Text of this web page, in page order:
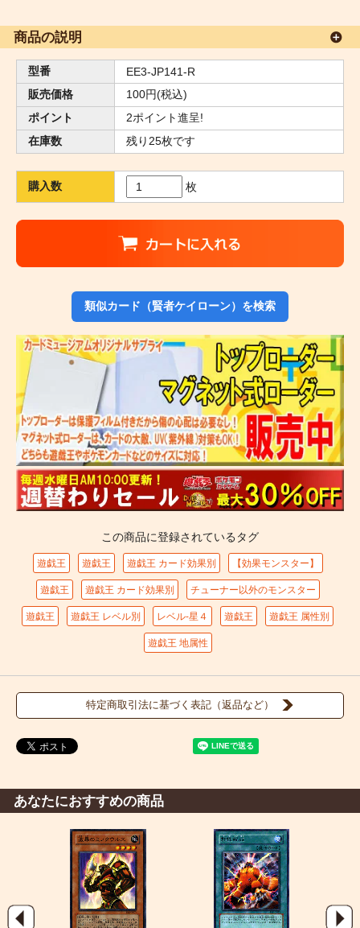
商品の説明
型番
EE3-JP141-R
販売価格
100円(税込)
ポイント
2ポイント進呈!
在庫数
残り25枚です
購入数 枚
類似カード（賢者ケイローン）を検索
この商品に登録されているタグ
遊戯王 遊戯王 遊戯王 カード効果別 【効果モンスター】
遊戯王 遊戯王 カード効果別 チューナー以外のモンスター
遊戯王 遊戯王 レベル別 レベル-星４ 遊戯王 遊戯王 属性別
遊戯王 地属性
特定商取引法に基づく表記（返品など）
あなたにおすすめの商品